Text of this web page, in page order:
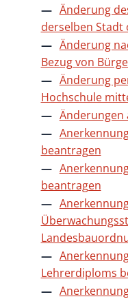
Änderung
derselben Stadt
Änderung
Bezug von
Änderung
Hochschule
Änderungen
beantragen
beantragen
Lehrerdiploms